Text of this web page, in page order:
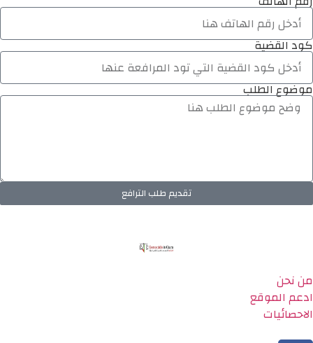
كود القضية
موضوع الطلب
تقديم طلب الترافع
من نحن
ادعم الموقع
الاحصائيات